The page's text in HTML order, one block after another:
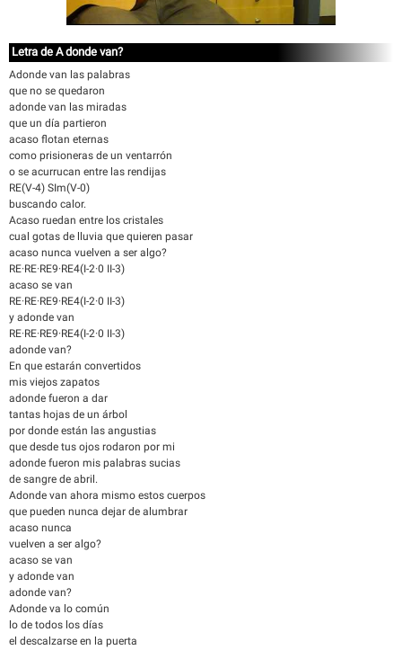
Letra de A donde van?
Adonde van las palabras
que no se quedaron
adonde van las miradas
que un día partieron
acaso flotan eternas
como prisioneras de un ventarrón
o se acurrucan entre las rendijas
RE(V-4) SIm(V-0)
buscando calor.
Acaso ruedan entre los cristales
cual gotas de lluvia que quieren pasar
acaso nunca vuelven a ser algo?
RE·RE·RE9·RE4(I-2·0 II-3)
acaso se van
RE·RE·RE9·RE4(I-2·0 II-3)
y adonde van
RE·RE·RE9·RE4(I-2·0 II-3)
adonde van?
En que estarán convertidos
mis viejos zapatos
adonde fueron a dar
tantas hojas de un árbol
por donde están las angustias
que desde tus ojos rodaron por mi
adonde fueron mis palabras sucias
de sangre de abril.
Adonde van ahora mismo estos cuerpos
que pueden nunca dejar de alumbrar
acaso nunca
vuelven a ser algo?
acaso se van
y adonde van
adonde van?
Adonde va lo común
lo de todos los días
el descalzarse en la puerta